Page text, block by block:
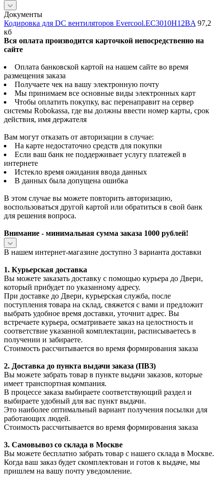
Документы
Кодировка для DC вентиляторов Evercool.EC3010H12BA 97,2
кб
Вся оплата производится карточкой непосредственно на
сайте
Оплата банковской картой на нашем сайте во время
размещения заказа
Получаете чек на вашу электронную почту
Мы принимаем все основные виды электронных карт
Чтобы оплатить покупку, вас перенаправит на сервер
системы Robokassa, где вы должны ввести номер карты, срок
действия, имя держателя
Вам могут отказать от авторизации в случае:
На карте недостаточно средств для покупки
Если ваш банк не поддерживает услугу платежей в
интернете
Истекло время ожидания ввода данных
В данных была допущена ошибка
В этом случае вы можете повторить авторизацию,
воспользоваться другой картой или обратиться в свой банк
для решения вопроса.
Внимание - минимальная сумма заказа 1000 рублей!
В нашем интернет-магазине доступно 3 варианта доставки
1. Курьерская доставка
Вы можете заказать доставку с помощью курьера до Двери,
который прибудет по указанному адресу.
При доставке до Двери, курьерская служба, после
поступления товара на склад, свяжется с вами и предложит
выбрать удобное время доставки, уточнит адрес. Вы
встречаете курьера, осматриваете заказ на целостность и
соответствие указанной комплектации, расписываетесь в
получении и забираете.
Стоимость рассчитывается во время формирования заказа
2. Доставка до пункта выдачи заказа (ПВЗ)
Вы можете забрать товар в пункте выдачи заказов, которые
имеет транспортная компания.
В процессе заказа выбираете соответствующий раздел и
выбираете удобный для вас пункт выдачи.
Это наиболее оптимальный вариант получения посылки для
работающих людей.
Стоимость рассчитывается во время формирования заказа
3. Самовывоз со склада в Москве
Вы можете бесплатно забрать товар с нашего склада в Москве.
Когда ваш заказ будет скомплектован и готов к выдаче, мы
пришлем на вашу почту уведомление.